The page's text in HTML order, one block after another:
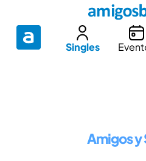
Singles
Amigos y